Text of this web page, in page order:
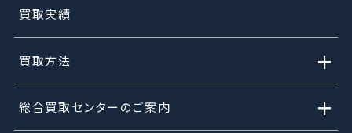
買取実績
買取方法 +
総合買取センターのご案内 +